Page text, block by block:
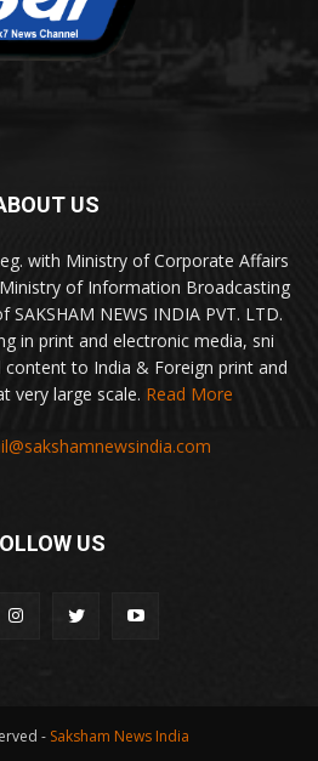
US
with Ministry of Corporate Affairs
of Information Broadcasting
NEWS INDIA PVT. LTD.
in print and electronic media, sni
to India & Foreign print and
very large scale. Read More
US
- Saksham News India